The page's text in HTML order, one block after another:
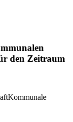
den Zeitraum
Kommunale